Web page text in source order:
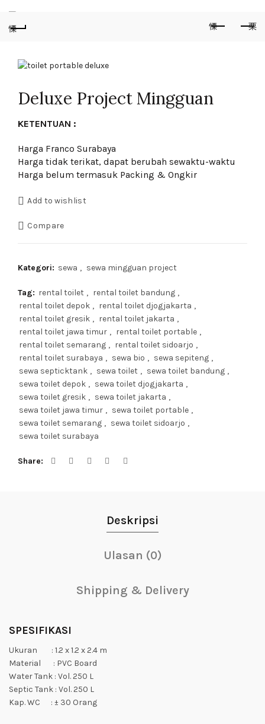
Deluxe Project Mingguan
KETENTUAN :
Harga Franco Surabaya
Harga tidak terikat, dapat berubah sewaktu-waktu
Harga belum termasuk Packing & Ongkir
Add to wishlist
Compare
Kategori: sewa , sewa mingguan project
Tag: rental toilet , rental toilet bandung ,
rental toilet depok , rental toilet djogjakarta ,
rental toilet gresik , rental toilet jakarta ,
rental toilet jawa timur , rental toilet portable ,
rental toilet semarang , rental toilet sidoarjo ,
rental toilet surabaya , sewa bio , sewa sepiteng ,
sewa septicktank , sewa toilet , sewa toilet bandung ,
sewa toilet depok , sewa toilet djogjakarta ,
sewa toilet gresik , sewa toilet jakarta ,
sewa toilet jawa timur , sewa toilet portable ,
sewa toilet semarang , sewa toilet sidoarjo ,
sewa toilet surabaya
Share
Deskripsi
Ulasan (0)
Shipping & Delivery
SPESIFIKASI
Ukuran : 1.2 x 1.2 x 2.4 m
Material : PVC Board
Water Tank : Vol. 250 L
Septic Tank : Vol. 250 L
Kap. WC : ± 30 Orang